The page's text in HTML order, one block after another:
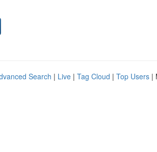
Search | Live | Tag Cloud | Top Users |